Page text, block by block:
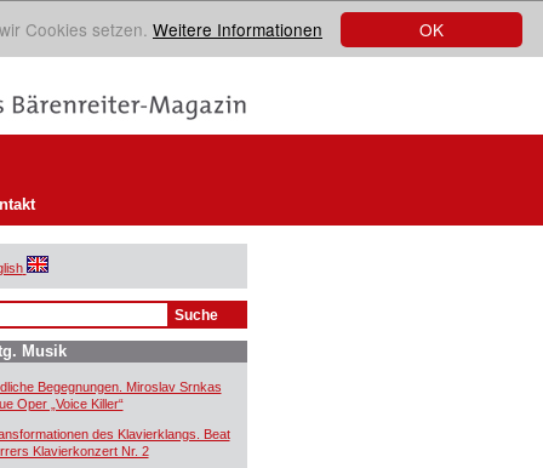
OK
Cookies setzen. Weitere Informationen
Musik
Begegnungen. Miroslav Srnkas
Oper „Voice Killer“
des Klavierklangs. Beat
Klavierkonzert Nr. 2